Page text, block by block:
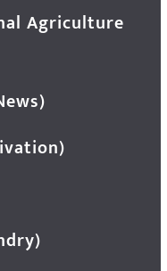
Agriculture